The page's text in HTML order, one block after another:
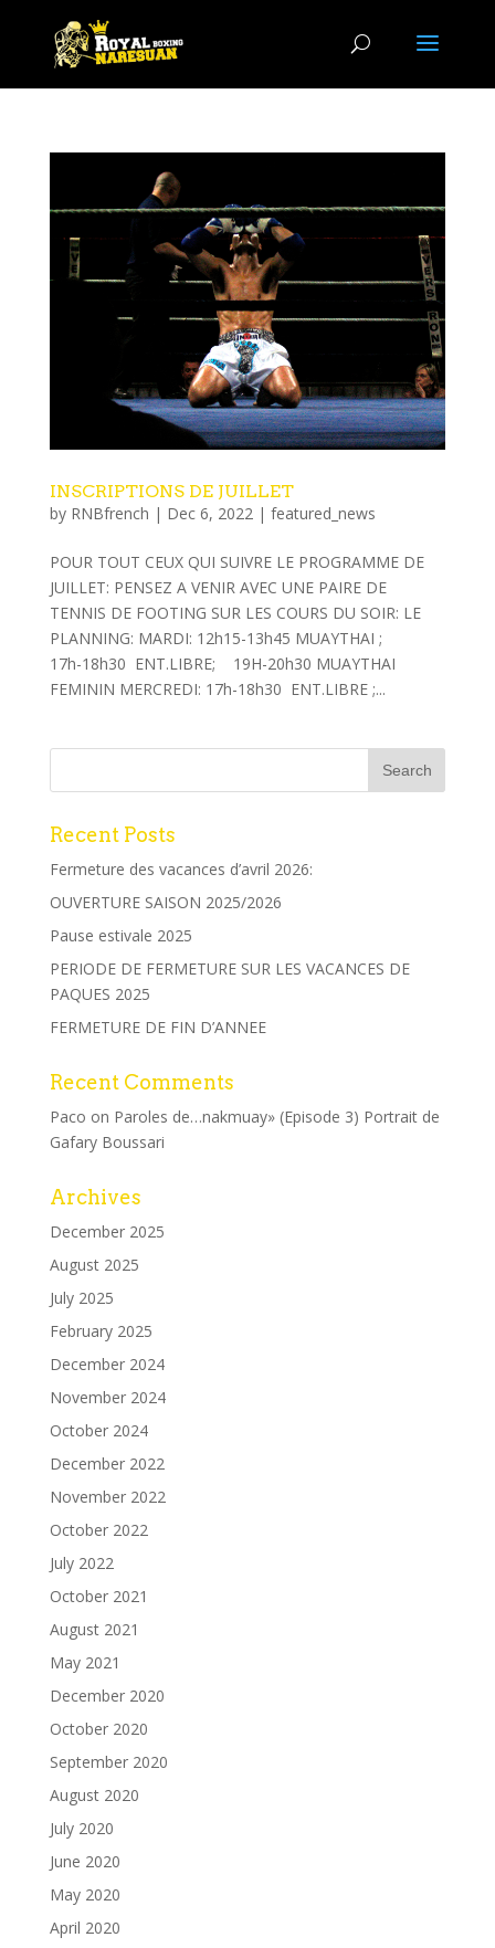
INSCRIPTIONS DE JUILLET
by RNBfrench | Dec 6, 2022 | featured_news
POUR TOUT CEUX QUI SUIVRE LE PROGRAMME DE
JUILLET: PENSEZ A VENIR AVEC UNE PAIRE DE
TENNIS DE FOOTING SUR LES COURS DU SOIR: LE
PLANNING: MARDI: 12h15-13h45 MUAYTHAI ;
17h-18h30 ENT.LIBRE; 19H-20h30 MUAYTHAI
FEMININ MERCREDI: 17h-18h30 ENT.LIBRE ;...
Recent Posts
Fermeture des vacances d’avril 2026:
OUVERTURE SAISON 2025/2026
Pause estivale 2025
PERIODE DE FERMETURE SUR LES VACANCES DE
PAQUES 2025
FERMETURE DE FIN D’ANNEE
Recent Comments
Paco on Paroles de…nakmuay» (Episode 3) Portrait de
Gafary Boussari
Archives
December 2025
August 2025
July 2025
February 2025
December 2024
November 2024
October 2024
December 2022
November 2022
October 2022
July 2022
October 2021
August 2021
May 2021
December 2020
October 2020
September 2020
August 2020
July 2020
June 2020
May 2020
April 2020